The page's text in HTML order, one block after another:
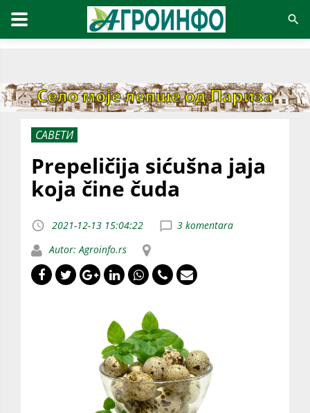
САВЕТИ
Prepeličija sićušna jaja
koja čine čuda
2021-12-13 15:04:22
3 komentara
Autor: Agroinfo.rs